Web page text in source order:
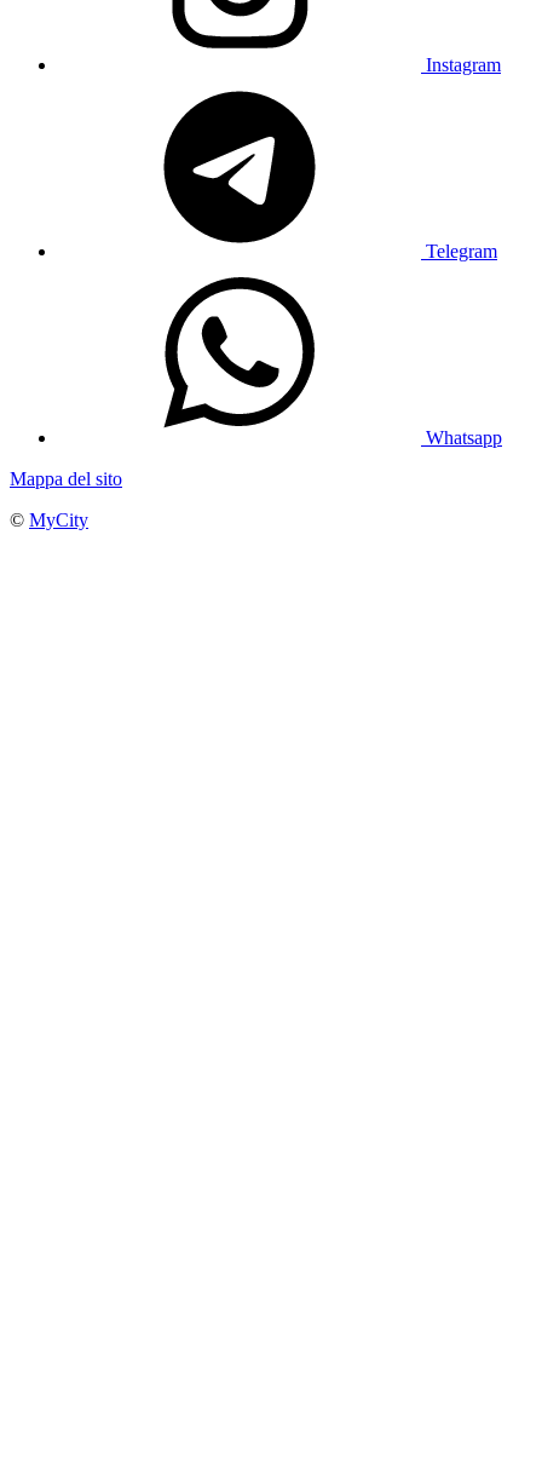
Instagram
Telegram
Whatsapp
Mappa del sito
© MyCity